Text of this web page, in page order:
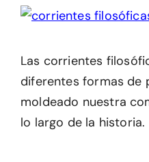
Las corrientes
diferentes formas de
moldeado nuestra
lo largo de la historia.